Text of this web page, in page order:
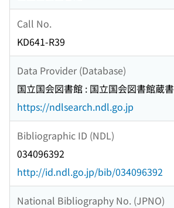
Call No.
KD641-R39
Data Provider (Database)
国立国会図書館 : 国立国会図書館蔵書
https://ndlsearch.ndl.go.jp
Bibliographic ID (NDL)
034096392
http://id.ndl.go.jp/bib/034096392
National Bibliography No. (JPNO)